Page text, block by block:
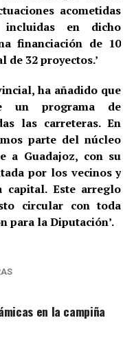
acometidas
en dicho
financiación de 10
32 proyectos.’
ha añadido que
un programa de
las carreteras. En
parte del núcleo
a Guadajoz, con su
por los vecinos y
capital. Este arreglo
circular con toda
para la Diputación’.
en la campiña